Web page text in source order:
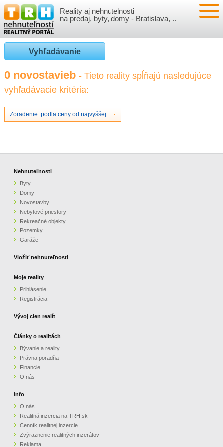
Reality aj nehnutelnosti
na predaj, byty, domy - Bratislava, ..
NEHNUTEĽNOSTI
BYTY
NOVOSTAVBY
NEBYTOVÉ PRIESTORY
GARÁŽE
VLOŽIŤ NEHNUTEĽNOSTI
PRIHLÁSENIE
REGISTRÁCIA
VÝVOJ CIEN REALÍT
ČLÁNKY O REALITÁCH
O NÁS
CENNÍK REALITNEJ INZERCIE
ZVÝRAZNENIE REALITNÝCH INZERÁTOV
PARTNERI
OBCHODNÉ PODMIENKY
KONTAKT
Vyhľadávanie
0 novostavieb - Tieto reality spĺňajú nasledujúce
vyhľadávacie kritéria:
Zoradenie: podla ceny od najvyššej
Nehnuteľnosti
Byty
Domy
Novostavby
Nebytové priestory
Rekreačné objekty
Pozemky
Garáže
Vložiť nehnuteľnosti
Moje reality
Prihlásenie
Registrácia
Vývoj cien realít
Články o realitách
Bývanie a reality
Právna poradňa
Financie
O nás
Info
O nás
Realitná inzercia na TRH.sk
Cenník realitnej inzercie
Zvýraznenie realitných inzerátov
Reklama